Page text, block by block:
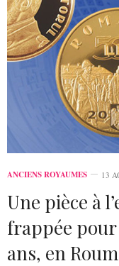
ANCIENS ROYAUMES 13
Une pièce à
frappée
ans, en